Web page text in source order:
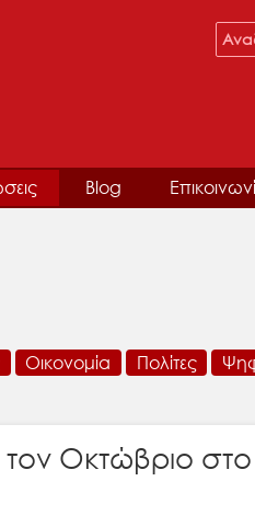
Blog
Οικονομία Πολίτες
τον Οκτώβριο